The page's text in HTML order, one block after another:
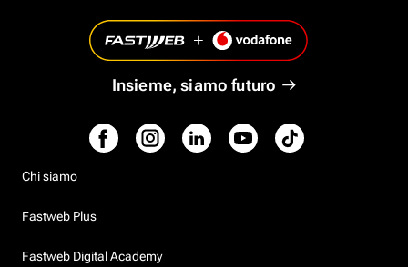
Insieme, siamo futuro
Chi siamo
Fastweb Plus
Fastweb Digital Academy